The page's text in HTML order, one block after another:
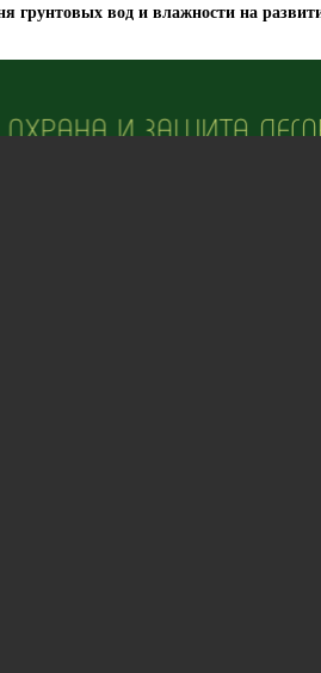
грунтовых вод и влажности на